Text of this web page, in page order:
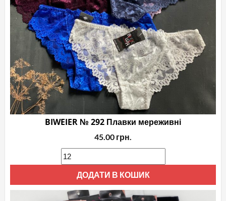
BIWEIER № 292 Плавки мереживні
45.00 грн.
ДОДАТИ В КОШИК